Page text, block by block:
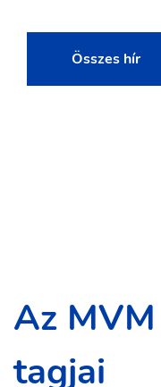
Összes hír
Az
tagjai